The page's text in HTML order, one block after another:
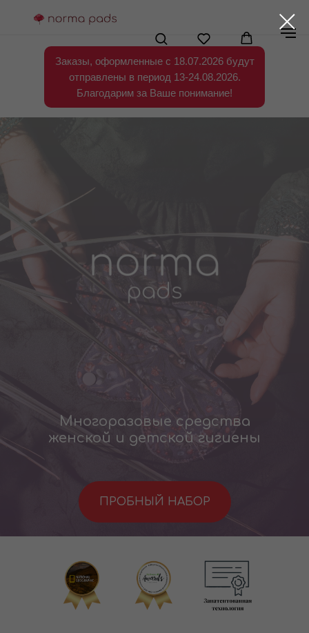
Заказы, оформленные с 18.07.2026 будут
отправлены в период 13-24.08.2026.
Благодарим за Ваше понимание!
Многоразовые средства
женской и детской гигиены
ПРОБНЫЙ НАБОР